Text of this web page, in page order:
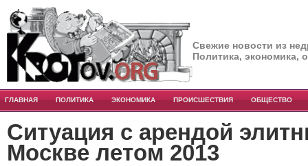
Свежие новости из
Политика, экономика,
ГЛАВНАЯ ПОЛИТИКА ЭКОНОМИКА ПРОИСШЕСТВИЯ ОБЩЕСТВО
Ситуация с арендой
Москве летом 2013